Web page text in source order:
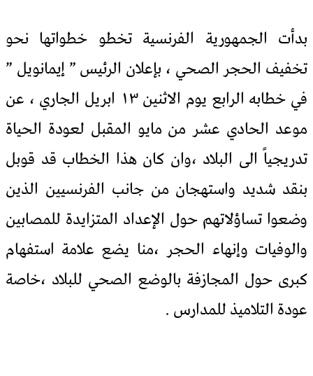
بدأت الجمهورية الفرنسية تخطو خطواتها نحو
تخفيف الحجر الصحي ، بإعلان الرئيس ” إيمانويل ”
في خطابه الرابع يوم الاثنين ١٣ ابريل الجاري ، عن
موعد الحادي عشر من مايو المقبل لعودة الحياة
تدريجياً الى البلاد ،وان كان هذا الخطاب قد قوبل
بنقد شديد واستهجان من جانب الفرنسيين الذين
وضعوا تساؤلاتهم حول الإعداد المتزايدة للمصابين
والوفيات وإنهاء الحجر ،منا يضع علامة استفهام
كبرى حول المجازفة بالوضع الصحي للبلاد ،خاصة
عودة التلاميذ للمدارس .